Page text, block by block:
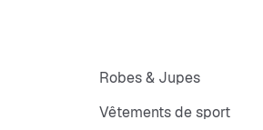
Robes & Jupes
Vêtements de sport